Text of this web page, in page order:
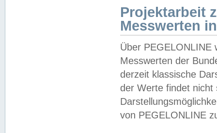
Projektarbeit
Messwerten
Über PEGELONLINE
Messwerten der
derzeit klassische
der Werte findet
von PEGELONLINE